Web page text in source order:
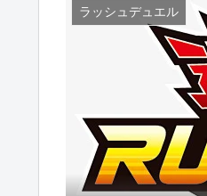
ラッシュデュエル